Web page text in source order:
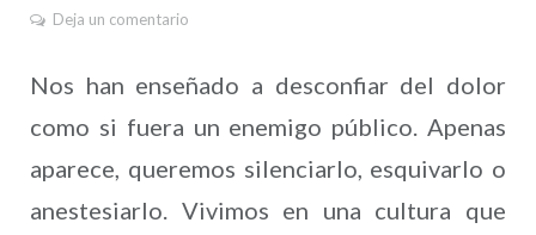
Deja un comentario
Nos han enseñado a desconfiar del dolor
como si fuera un enemigo público. Apenas
aparece, queremos silenciarlo, esquivarlo o
anestesiarlo. Vivimos en una cultura que